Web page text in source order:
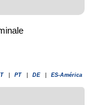
PT DE ES-América